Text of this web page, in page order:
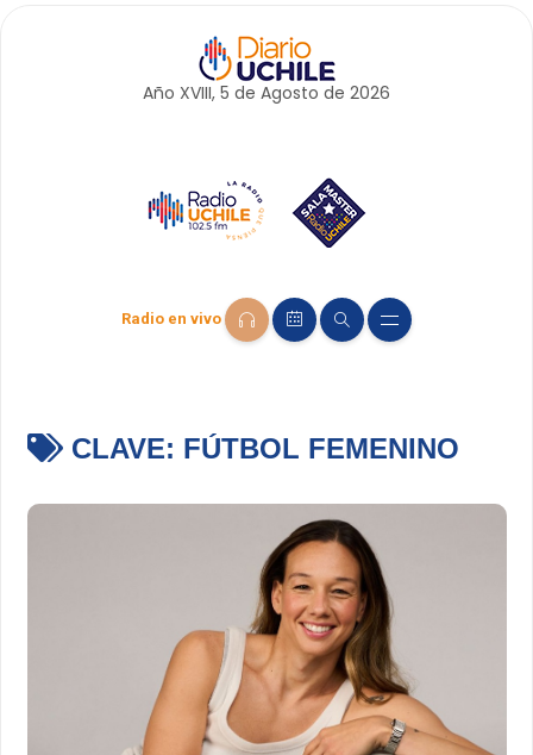
Año XVIII, 5 de Agosto de 2026
Radio en vivo
CLAVE: FÚTBOL FEMENINO